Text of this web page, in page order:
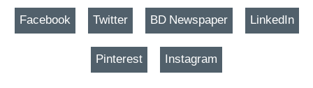
Facebook Twitter BD Newspaper LinkedIn
Pinterest Instagram